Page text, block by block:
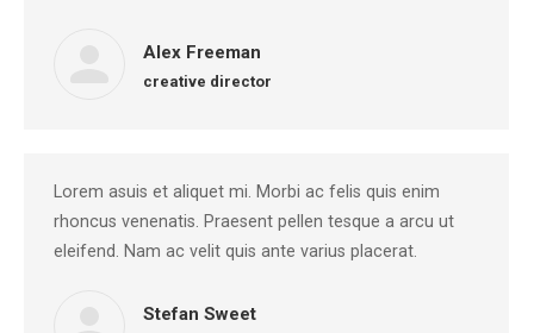
Alex Freeman
creative director
Lorem asuis et aliquet mi. Morbi ac felis quis enim
rhoncus venenatis. Praesent pellen tesque a arcu ut
eleifend. Nam ac velit quis ante varius placerat.
Stefan Sweet